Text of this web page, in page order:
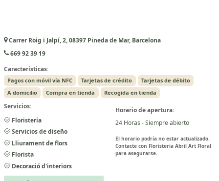
Carrer Roig i Jalpí, 2, 08397 Pineda de Mar, Barcelona
669 92 39 19
Características:
Pagos con móvil vía NFC Tarjetas de crédito
Tarjetas de débito
A domicilio
Compra en tienda Recogida en tienda
Servicios:
Floristería
Servicios de diseño
Lliurament de flors
Florista
Decoració d'interiors
Horario de apertura:
24 Horas - Siempre abierto
El horario podría no estar actualizado.
Contacte con Floristeria Abril Art Floral
para asegurarse.